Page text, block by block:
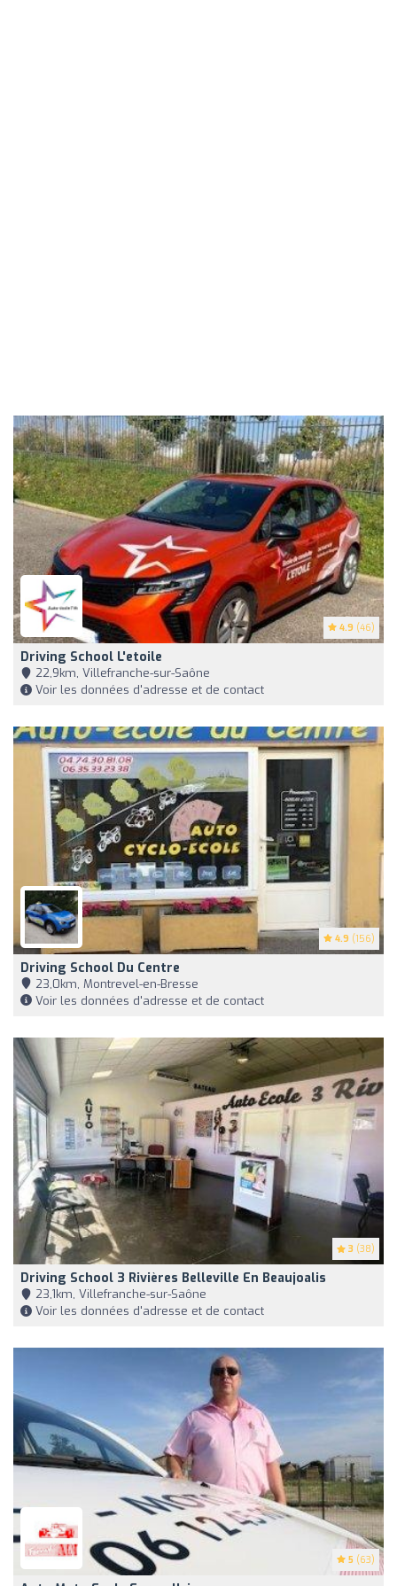
4.9 (46)
Driving School L'etoile
22,9km, Villefranche-sur-Saône
Voir les données d'adresse et de contact
4.9 (156)
Driving School Du Centre
23,0km, Montrevel-en-Bresse
Voir les données d'adresse et de contact
3 (38)
Driving School 3 Rivières Belleville En Beaujoalis
23,1km, Villefranche-sur-Saône
Voir les données d'adresse et de contact
5 (63)